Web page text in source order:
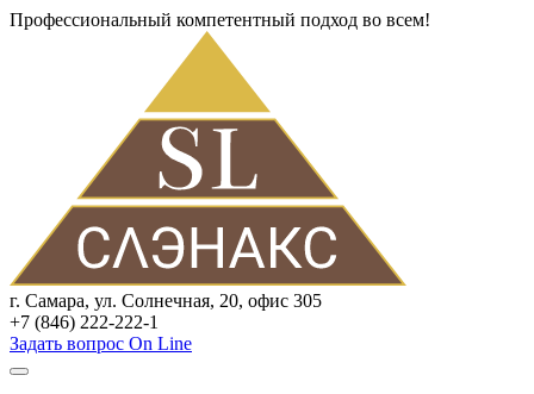
Профессиональный компетентный подход во всем!
г. Самара, ул. Солнечная, 20, офис 305
+7 (846) 222-222-1
Задать вопрос On Line